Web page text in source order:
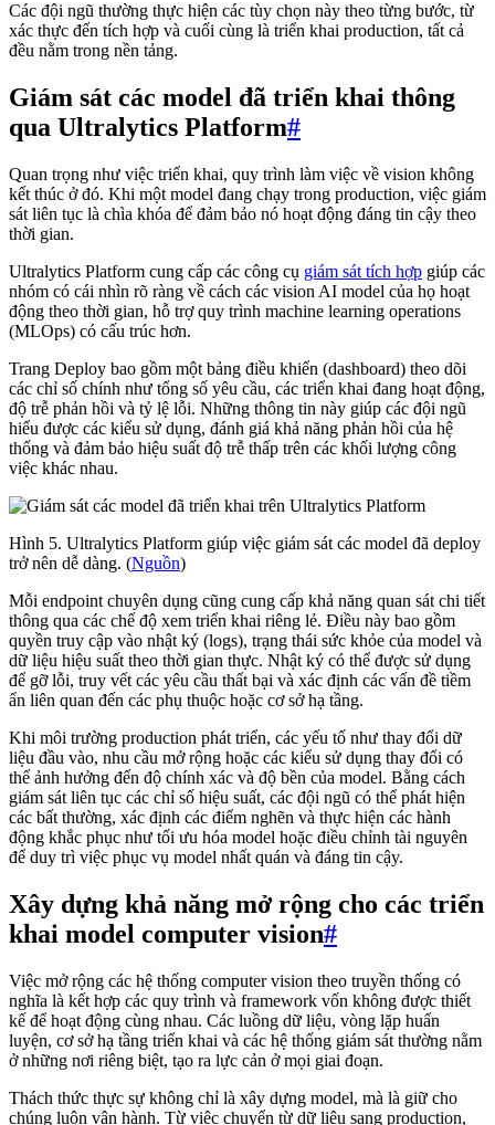
Các đội ngũ thường thực hiện các tùy chọn này theo từng bước, từ
xác thực đến tích hợp và cuối cùng là triển khai production, tất cả
đều nằm trong nền tảng.
Giám sát các model đã triển khai thông
qua Ultralytics Platform#
Quan trọng như việc triển khai, quy trình làm việc về vision không
kết thúc ở đó. Khi một model đang chạy trong production, việc giám
sát liên tục là chìa khóa để đảm bảo nó hoạt động đáng tin cậy theo
thời gian.
Ultralytics Platform cung cấp các công cụ giám sát tích hợp giúp các
nhóm có cái nhìn rõ ràng về cách các vision AI model của họ hoạt
động theo thời gian, hỗ trợ quy trình machine learning operations
(MLOps) có cấu trúc hơn.
Trang Deploy bao gồm một bảng điều khiển (dashboard) theo dõi
các chỉ số chính như tổng số yêu cầu, các triển khai đang hoạt động,
độ trễ phản hồi và tỷ lệ lỗi. Những thông tin này giúp các đội ngũ
hiểu được các kiểu sử dụng, đánh giá khả năng phản hồi của hệ
thống và đảm bảo hiệu suất độ trễ thấp trên các khối lượng công
việc khác nhau.
Hình 5. Ultralytics Platform giúp việc giám sát các model đã deploy
trở nên dễ dàng. (Nguồn)
Mỗi endpoint chuyên dụng cũng cung cấp khả năng quan sát chi tiết
thông qua các chế độ xem triển khai riêng lẻ. Điều này bao gồm
quyền truy cập vào nhật ký (logs), trạng thái sức khỏe của model và
dữ liệu hiệu suất theo thời gian thực. Nhật ký có thể được sử dụng
để gỡ lỗi, truy vết các yêu cầu thất bại và xác định các vấn đề tiềm
ẩn liên quan đến các phụ thuộc hoặc cơ sở hạ tầng.
Khi môi trường production phát triển, các yếu tố như thay đổi dữ
liệu đầu vào, nhu cầu mở rộng hoặc các kiểu sử dụng thay đổi có
thể ảnh hưởng đến độ chính xác và độ bền của model. Bằng cách
giám sát liên tục các chỉ số hiệu suất, các đội ngũ có thể phát hiện
các bất thường, xác định các điểm nghẽn và thực hiện các hành
động khắc phục như tối ưu hóa model hoặc điều chỉnh tài nguyên
để duy trì việc phục vụ model nhất quán và đáng tin cậy.
Xây dựng khả năng mở rộng cho các triển
khai model computer vision#
Việc mở rộng các hệ thống computer vision theo truyền thống có
nghĩa là kết hợp các quy trình và framework vốn không được thiết
kế để hoạt động cùng nhau. Các luồng dữ liệu, vòng lặp huấn
luyện, cơ sở hạ tầng triển khai và các hệ thống giám sát thường nằm
ở những nơi riêng biệt, tạo ra lực cản ở mọi giai đoạn.
Thách thức thực sự không chỉ là xây dựng model, mà là giữ cho
chúng luôn vận hành. Từ việc chuyển từ dữ liệu sang production,